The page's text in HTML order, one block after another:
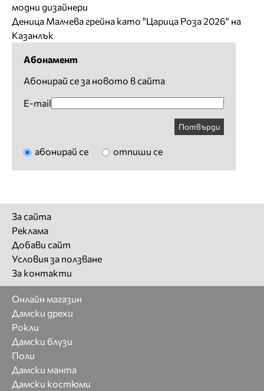
модни дизайнери
Деница Малчева грейна като "Царица Роза 2026" на
Казанлък
Абонамент
Абонирай се за новото в сайта
E-mail
Потвърди
абонирай се отпиши се
За сайта
Реклама
Добави сайт
Условия за ползване
За контакти
Онлайн магазин
Дамски дрехи
Рокли
Дамски блузи
Поли
Дамски манта
Дамски костюми